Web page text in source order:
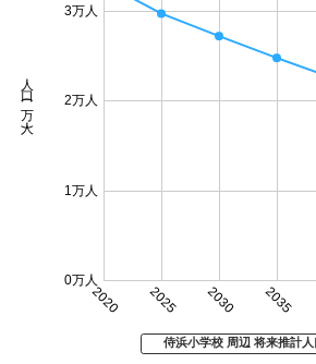
2020 2025 2030 2035
0万人
1万人
2万人
3万人
人口 (万人)
侍浜小学校 周辺 将来推計人